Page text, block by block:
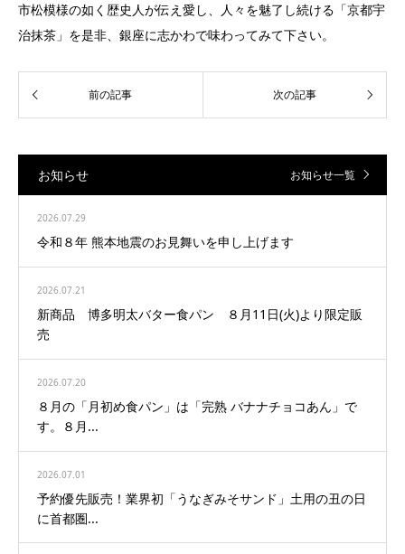
市松模様の如く歴史人が伝え愛し、人々を魅了し続ける「京都宇
治抹茶」を是非、銀座に志かわで味わってみて下さい。
お知らせ お知らせ一覧
2026.07.29
令和８年 熊本地震のお見舞いを申し上げます
2026.07.21
新商品 博多明太バター食パン ８月11日(火)より限定販
売
2026.07.20
８月の「月初め食パン」は「完熟 バナナチョコあん」で
す。８月...
2026.07.01
予約優先販売！業界初「うなぎみそサンド」土用の丑の日
に首都圏...